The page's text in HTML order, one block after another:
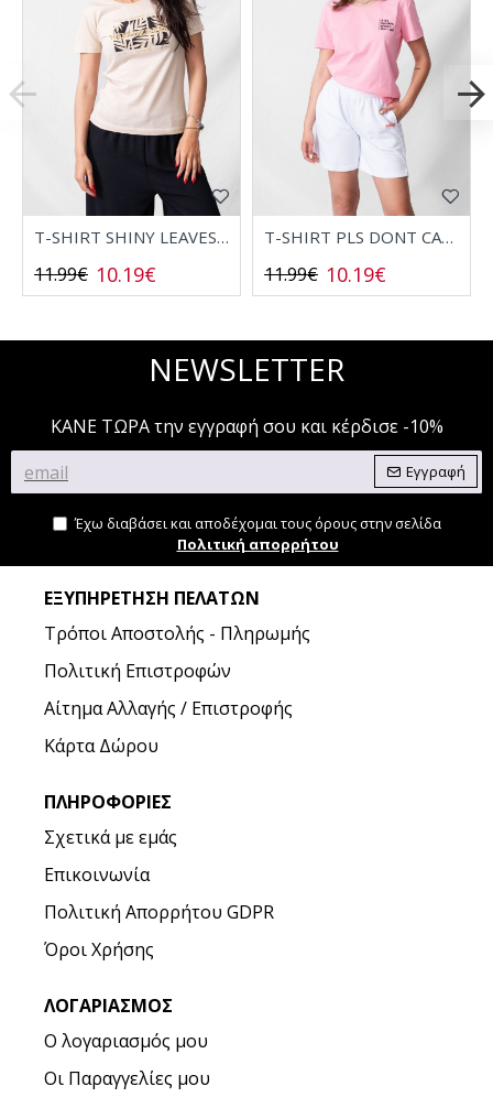
T-SHIRT SHINY LEAVES 2532006
10.19€
11.99€
T-SHIRT PLS DONT CALL 2532008
10.19€
11.99€
NEWSLETTER
ΚΑΝΕ ΤΩΡΑ την εγγραφή σου και κέρδισε -10%
Εγγραφή
Έχω διαβάσει και αποδέχομαι τους όρους στην σελίδα
Πολιτική απορρήτου
ΕΞΥΠΗΡΈΤΗΣΗ ΠΕΛΑΤΏΝ
Τρόποι Αποστολής - Πληρωμής
Πολιτική Επιστροφών
Αίτημα Αλλαγής / Επιστροφής
Κάρτα Δώρου
ΠΛΗΡΟΦΟΡΊΕΣ
Σχετικά με εμάς
Επικοινωνία
Πολιτική Απορρήτου GDPR
Όροι Χρήσης
ΛΟΓΑΡΙΑΣΜΌΣ
Ο λογαριασμός μου
Οι Παραγγελίες μου